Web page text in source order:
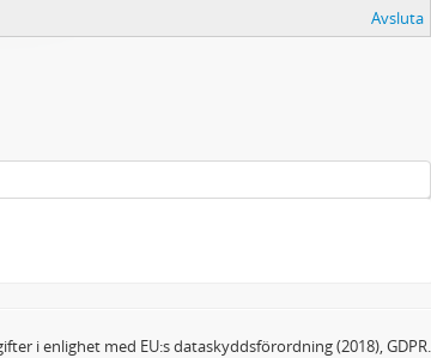
Avsluta
i enlighet med EU:s dataskyddsförordning (2018), GDPR.